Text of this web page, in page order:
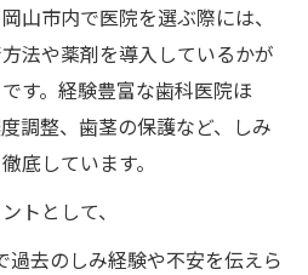
山市内で医院を選ぶ際には、
法や薬剤を導入しているかが
す。経験豊富な歯科医院ほ
調整、歯茎の保護など、しみ
底しています。
トとして、
過去のしみ経験や不安を伝えら